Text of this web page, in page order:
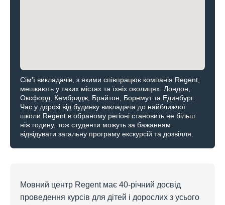
Сім'ї викладачів, з якими співпрацює компанія Regent,
мешкають у таких містах та їхніх околицях: Лондон,
Оксфорд, Кембридж, Брайтон, Борнмут та Единбург.
Час у дорозі від будинку викладача до найближчої
школи Regent в обраному регіоні становить не більш
ніж годину, тож студенти можуть за бажанням
відвідувати загальну програму екскурсій та дозвілля.
Мовний центр Regent має 40-річний досвід
проведення курсів для дітей і дорослих з усього